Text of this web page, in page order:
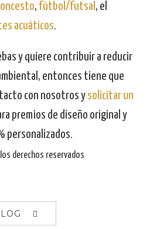
, fútbol/futsal , el
acuáticos.
y quiere contribuir a reducir
entonces tiene que
con nosotros y solicitar un
premios de diseño original y
personalizados.
derechos reservados